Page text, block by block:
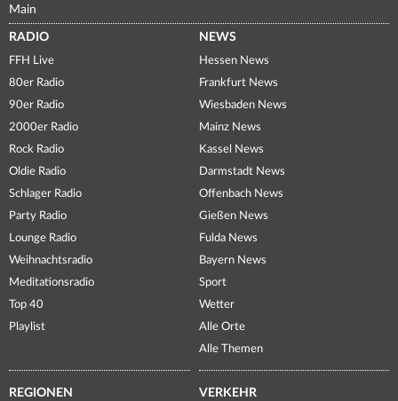
Main
RADIO
FFH Live
80er Radio
90er Radio
2000er Radio
Rock Radio
Oldie Radio
Schlager Radio
Party Radio
Lounge Radio
Weihnachtsradio
Meditationsradio
Top 40
Playlist
NEWS
Hessen News
Frankfurt News
Wiesbaden News
Mainz News
Kassel News
Darmstadt News
Offenbach News
Gießen News
Fulda News
Bayern News
Sport
Wetter
Alle Orte
Alle Themen
REGIONEN VERKEHR